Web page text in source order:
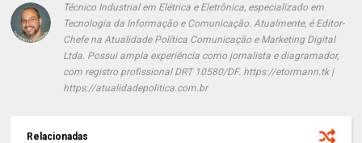
Técnico Industrial em Elétrica e Eletrônica, especializado em
Tecnologia da Informação e Comunicação. Atualmente, é Editor-
Chefe na Atualidade Política Comunicação e Marketing Digital
Ltda. Possui ampla experiência como jornalista e diagramador,
com registro profissional DRT 10580/DF. https://etormann.tk |
https://atualidadepolitica.com.br
Relacionadas